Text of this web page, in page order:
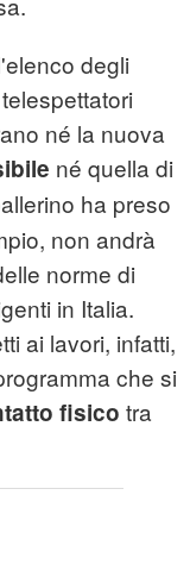
degli
né la nuova
né quella di
ha preso
non andrà
norme di
in Italia.
ai lavori, infatti,
che si
fisico tra